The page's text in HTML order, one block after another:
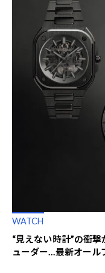
WATCH
“見えない時計”の衝
ューダー…最新オール